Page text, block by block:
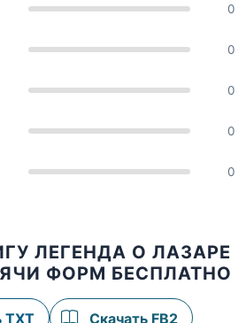
0
0
0
0
0
ЛЕГЕНДА О ЛАЗАРЕ
ФОРМ БЕСПЛАТНО
TXT Скачать FB2